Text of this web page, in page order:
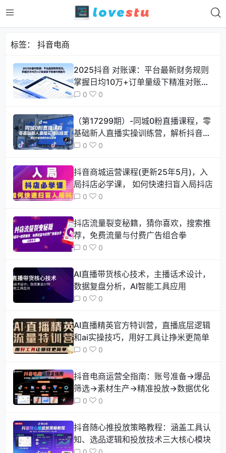
标签： 抖音电商
2025抖音 对账课：平台最新财务规则
掌握日均10万+订单量级下精准对账能
力 0 0
（第17299期）-同城0粉直播课程，零
基础新人直播实操训练营，解析抖音电
商的底层逻辑
0 0
抖音商城运营课程(更新25年5月)，入
局抖店必学课， 如何快速扫盲入局抖店
0 0
抖店流量裂变秘籍，猜你喜欢，搜索推
荐，免费流量与付费广告组合拳
0 0
AI直播带货核心技术，主播话术设计，
数据复盘分析，AI智能工具应用
0 0
AI直播精英官方特训营，直播底层逻辑
和ai实操技巧，用好工具让挣米更简单
0 0
抖音电商运营全指南：账号准备→爆品
筛选→素材生产→精准投放→数据优化
0 0
抖音随心推投放策略教程：涵盖工具认
知、选品逻辑和投放技术三大核心模块